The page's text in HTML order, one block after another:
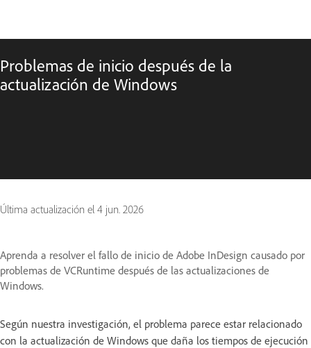
Problemas de inicio después de la
actualización de Windows
Última actualización el 4 jun. 2026
Aprenda a resolver el fallo de inicio de Adobe InDesign causado por
problemas de VCRuntime después de las actualizaciones de
Windows.
Según nuestra investigación, el problema parece estar relacionado
con la actualización de Windows que daña los tiempos de ejecución